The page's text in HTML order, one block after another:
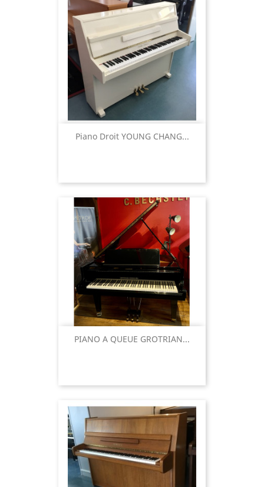
Piano Droit YOUNG CHANG...
PIANO A QUEUE GROTRIAN...